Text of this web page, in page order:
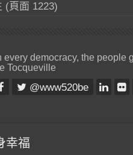
(頁面 1223)
every democracy, the people
Tocqueville
@www520be
幸福